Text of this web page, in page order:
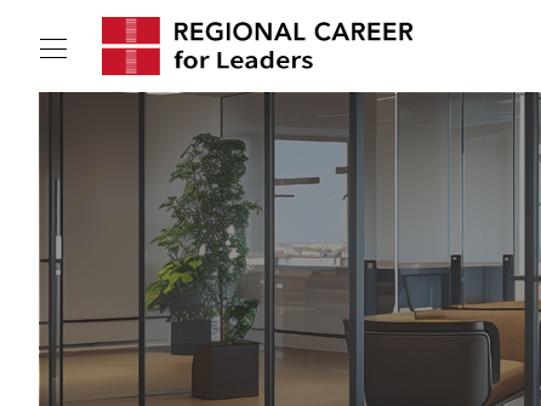
サービスの特長
転職成功者インタビュー
企業TOPインタビュー
コンサルタント情報
地域の特色